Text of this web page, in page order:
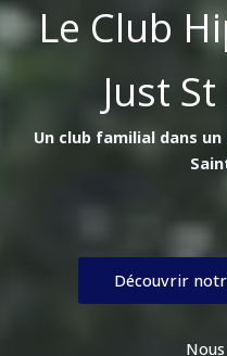
Le Club
Just
Un club familial dans
Découvrir